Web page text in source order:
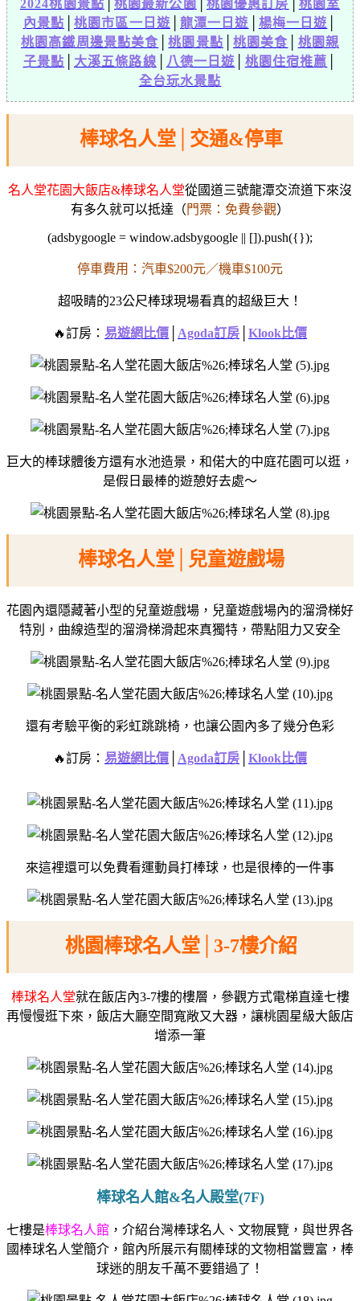
2024桃園景點 桃園最新公園 桃園優惠訂房
桃園室
內景點 │桃園市區一日遊 龍潭一日遊 楊梅一日遊
桃園高鐵周邊景點美食 │桃園景點 桃園美食
桃園親
子景點
大溪五條路線 八德一日遊 桃園住宿推薦
全台玩水景點
棒球名人堂│交通&停車
名人堂花園大飯店&棒球名人堂從國道三號龍潭交流道下來沒
有多久就可以抵達（門票：免費參觀）
(adsbygoogle = window.adsbygoogle || []).push({});
停車費用：汽車$200元／機車$100元
超吸睛的23公尺棒球現場看真的超級巨大！
🔥訂房： 易遊網比價 Agoda訂房 Klook比價
巨大的棒球體後方還有水池造景， 和偌大的中庭花園可以逛，
是假日最棒的遊憩好去處～
棒球名人堂│兒童遊戲場
花園內還隱藏著小型的兒童遊戲場， 兒童遊戲場內的溜滑梯好
特別， 曲線造型的溜滑梯滑起來真獨特， 帶點阻力又安全
還有考驗平衡的彩虹跳跳椅， 也讓公園內多了幾分色彩
🔥訂房： 易遊網比價 Agoda訂房 Klook比價
來這裡還可以免費看運動員打棒球， 也是很棒的一件事
桃園棒球名人堂│3-7樓介紹
棒球名人堂就在飯店內3-7樓的樓層， 參觀方式電梯直達七樓
再慢慢逛下來， 飯店大廳空間寬敞又大器， 讓桃園星級大飯店
增添一筆
棒球名人館&名人殿堂(7F)
七樓是棒球名人館 ，介紹台灣棒球名人、文物展覽， 與世界各
國棒球名人堂簡介， 館內所展示有關棒球的文物相當豐富， 棒
球迷的朋友千萬不要錯過了！